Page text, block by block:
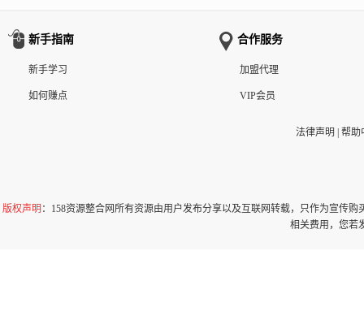
新手指南
新手学习
如何赚点
合作服务
加盟代理
VIP会员
法律声明 帮助
版权声明 ：158资源整合网所有资源由用户发布分享以及互联网转载，只作为宣传
相关费用，您若